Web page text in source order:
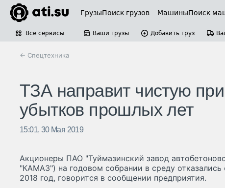
ГрузыПоиск грузов МашиныПоиск
Все сервисы Ваши грузы Добавить груз
← Спецтехника
ТЗА направит чистую
убытков прошлых лет
15:01, 30 Мая 2019
Акционеры ПАО "Туймазинский завод
"КАМАЗ") на годовом собрании в среду отказались
2018 год, говорится в сообщении предприятия.